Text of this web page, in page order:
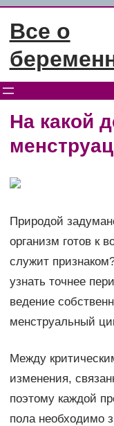
Перейти
содержимому
Все о
На какой
Природой
организм готов к
служит
узнать точнее
ведение
менструальный
Между
изменения,
поэтому каждой
пола необходимо